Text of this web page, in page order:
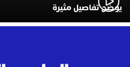
يوضح تفاصيل مثيرة